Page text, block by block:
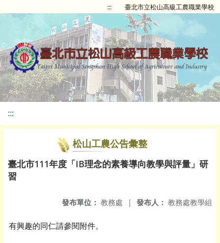
::: 臺北市立松山高級工農職業學校
:::
松山工農公告彙整
臺北市111年度「IB理念的素養導向教學與評量」研
習
發布人： 教務處教學組
發布單位： 教務處 |
有興趣的同仁請參閱附件。